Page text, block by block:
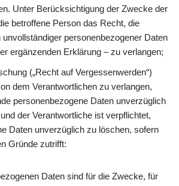
Unter Berücksichtigung der Zwecke der
betroffene Person das Recht, die
unvollständiger personenbezogener Daten
ergänzenden Erklärung – zu verlangen;
(„Recht auf Vergessenwerden“)
dem Verantwortlichen zu verlangen,
personenbezogene Daten unverzüglich
der Verantwortliche ist verpflichtet,
Daten unverzüglich zu löschen, sofern
Gründe zutrifft:
Daten sind für die Zwecke, für